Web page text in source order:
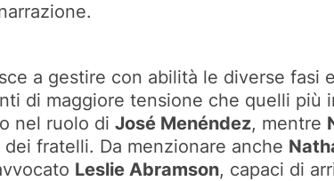
a gestire con abilità le diverse
di maggiore tensione che quelli più
nel ruolo di José Menéndez, mentre
fratelli. Da menzionare anche
Leslie Abramson, capaci di